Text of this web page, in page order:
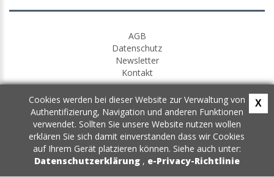
AGB
Datenschutz
Newsletter
Kontakt
Cookies werden bei dieser Website zur Verwaltung von
Authentifizierung, Navigation und anderen Funktionen
verwendet. Sollten Sie unsere Website nutzen wollen
erklären Sie sich damit einverstanden dass wir Cookies
auf Ihrem Gerät platzieren können. Siehe auch unter:
Datenschutzerklärung , e-Privacy-Richtlinie
X